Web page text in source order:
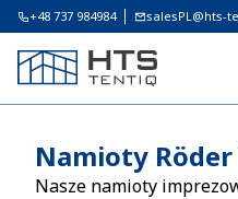
+48 737 984984 salesPL@hts-
Namioty Röder
Nasze namioty